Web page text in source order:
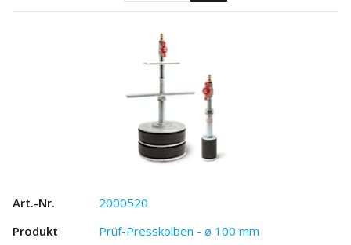
2000520
Prüf-Presskolben - ø 100 mm